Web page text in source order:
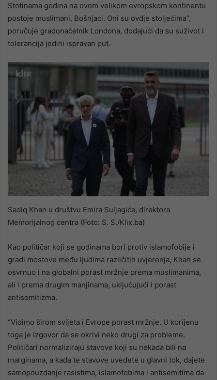
Stotinama godina na ovom velikom evropskom kontinentu
postoje muslimani, Bošnjaci. Oni su ovdje stoljećima”,
poručuje gradonačelnik Londona, dodajući da su suživot i
tolerancija jedini ispravan put.
Sadiq Khan u društvu Emira Suljagića, direktora
Memorijalnog centra (Foto: S. S./Klix.ba)
Kao političar koji se godinama bori protiv islamofobije i
gradi mostove među ljudima različitih uvjerenja, Khan se
osvrnuo i na globalni porast mržnje prema muslimanima,
ali i prema drugim manjinama, uključujući i porast
antisemitizma.
“Vidimo širom svijeta i Evrope porast mržnje. U korijenu
toga je izgovor da se okrivi neko drugi za probleme.
Političari normaliziraju stavove koji su nekada bili na
marginama, a kada te stavove uvedete u glavni tok, dajete
samopouzdanje rasistima, islamofobima i antisemitima da